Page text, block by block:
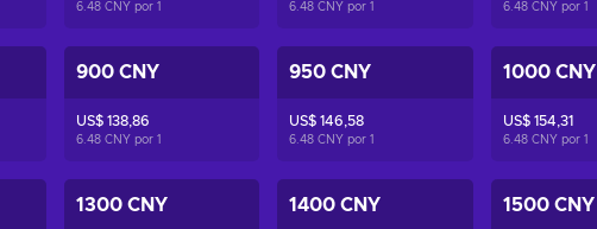
6.48 CNY por 1 6.48 CNY por1 6.48 CNY por1
900 CNY
US$ 138,86
6.48 CNY por 1
950 CNY
US$ 146,58
6.48 CNY por1
1000 CNY
US$ 154,31
6.48 CNY por1
1300 CNY 1400 CNY 1500 CNY